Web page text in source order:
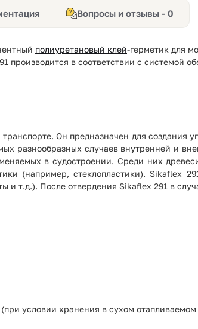
Вопросы и отзывы - 0
полиуретановый клей-герметик для
производится в соответствии с системой
Он предназначен для создания
разнообразных случаев внутренней и
в судостроении. Среди них
(например, стеклопластики). Sikaflex
и т.д.). После отвердения Sikaflex 291 в
(при условии хранения в сухом